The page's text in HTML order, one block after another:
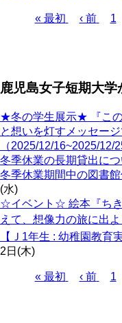
り
先
« 最初
前
‹ 前 1
鹿児島女子短期大
★冬の学生展示★ 『こ
と想いを灯すメッセージ
（2025/12/16~2025/12/
冬季休業の長期貸出につ
冬季休業期間中の図書
(水)
☆イベント☆ 絵本『ち
えて、想像力の旅に出よ
【Ｊ1年生 : 幼稚園教
2日(木)
先
« 最初
前
‹ 前 1